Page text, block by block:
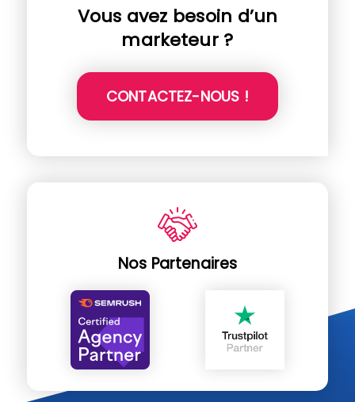
Vous avez besoin d’un
marketeur ?
CONTACTEZ-NOUS !
Nos Partenaires